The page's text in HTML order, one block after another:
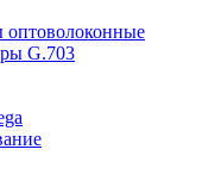
G.703